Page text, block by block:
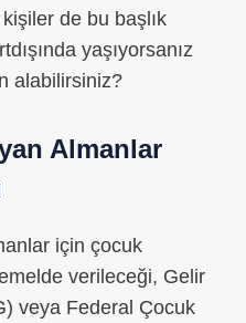
de bu başlık
yaşıyorsanız
alabilirsiniz?
Almanlar
için çocuk
verileceği, Gelir
veya Federal Çocuk